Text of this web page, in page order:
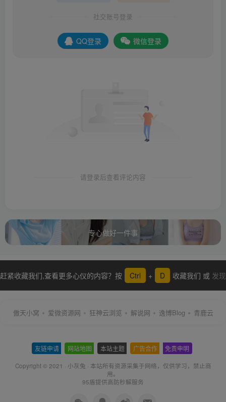
社交账号登录
QQ登录 微信登录
请登录后查看评论内容
专心做好一件事
赶紧收藏我们,查看更多心仪的内容？按 Ctrl + D 收藏我们 或 发现
傲天小窝 爱微资源网 狂神云浏览 解说网 逸博Blog 青鹿云
友链申请 网站地图 本站主题 广告合作 免责申明
Copyright © 2021 · 小灰兔 · 本站所有资源采集于网络，仅供学习，禁止商
用。
95盾提供高防秒解服务